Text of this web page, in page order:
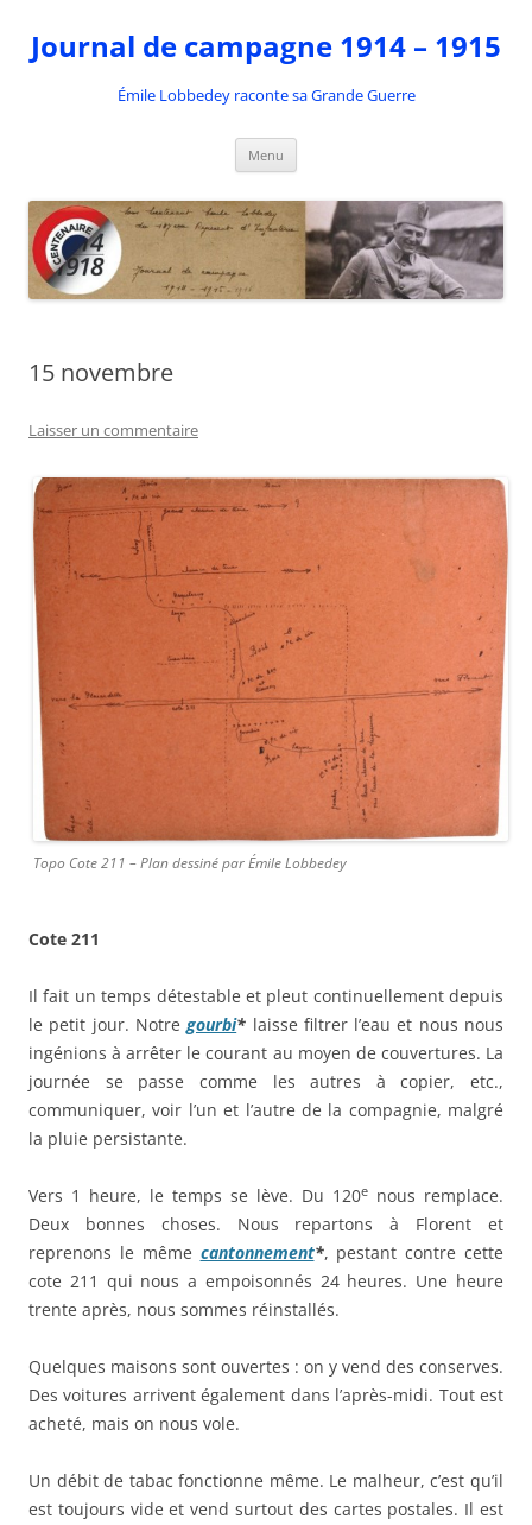
contenu
Journal de campagne 1914 – 1915
Émile Lobbedey raconte sa Grande Guerre
Menu
15 novembre
Laisser un commentaire
Topo Cote 211 – Plan dessiné par Émile Lobbedey
Cote 211
Il fait un temps détestable et pleut continuellement depuis
le petit jour. Notregourbi* laisse filtrer l’eau et nous nous
ingénions à arrêter le courant au moyen de couvertures. La
journée se passe comme les autres à copier, etc.,
communiquer, voir l’un et l’autre de la compagnie, malgré
la pluie persistante.
Vers 1 heure, le temps se lève. Du 120e nous remplace.
Deux bonnes choses. Nous repartons à Florent et
reprenons le même cantonnement*, pestant contre cette
cote 211 qui nous a empoisonnés 24 heures. Une heure
trente après, nous sommes réinstallés.
Quelques maisons sont ouvertes : on y vend des conserves.
Des voitures arrivent également dans l’après-midi. Tout est
acheté, mais on nous vole.
Un débit de tabac fonctionne même. Le malheur, c’est qu’il
est toujours vide et vend surtout des cartes postales. Il est